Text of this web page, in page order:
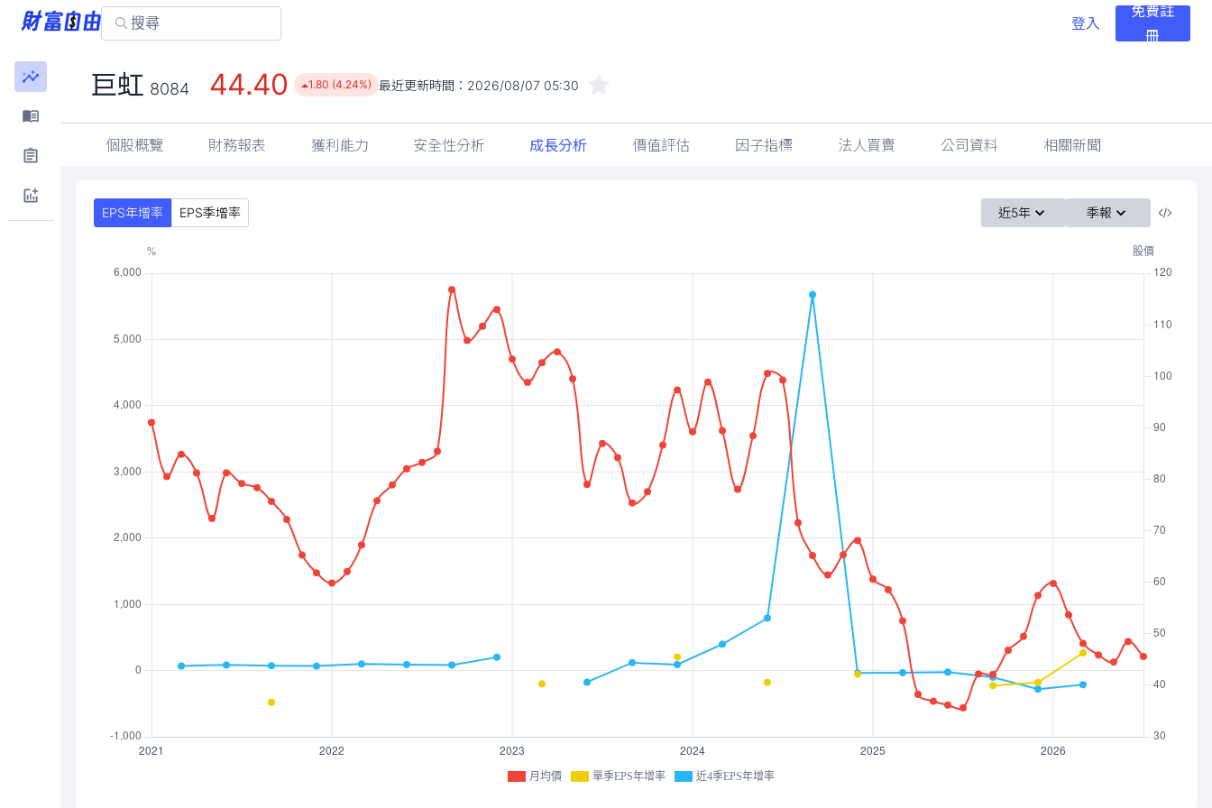
登入
免費註
冊
巨虹 8084 44.40 1.80 (4.24%) 最近更新時間： 2026/08/07 05:30
個股概覽 財務報表 獲利能力 安全性分析 成長分析 價值評估 因子指標 法人買賣 公司資料 相關新聞
EPS年增率 EPS季增率 近5年 季報
月均價 單季EPS年增率 近4季EPS年增率